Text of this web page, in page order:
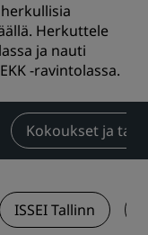
Herkuttele
ja nauti
-ravintolassa.
Kokoukset ja
ISSEI Tallinn